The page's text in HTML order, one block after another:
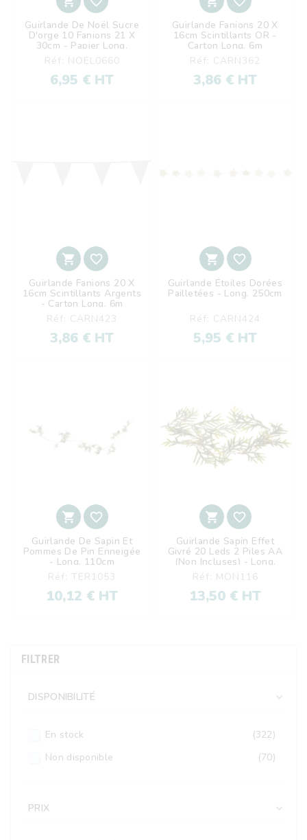
Guirlande De Noël Sucre
D'orge 10 Fanions 21 X
30cm - Papier Long.
420cm
Réf: NOEL0660
6,95 € HT
Guirlande Fanions 20 X
16cm Scintillants OR -
Carton Long. 6m
Réf: CARN362
3,86 € HT
 
Guirlande Fanions 20 X
16cm Scintillants Argents
- Carton Long. 6m
Réf: CARN423
3,86 € HT
 
Guirlande Étoiles Dorées
Pailletées - Long. 250cm
Réf: CARN424
5,95 € HT
 
Guirlande De Sapin Et
Pommes De Pin Enneigée
- Long. 110cm
Réf: TER1053
10,12 € HT
 
Guirlande Sapin Effet
Givré 20 Leds 2 Piles AA
(non Incluses) - Long.
150cm
Réf: MON116
13,50 € HT
FILTRER
DISPONIBILITÉ 
En stock
(322)
Non disponible
(70)
PRIX 